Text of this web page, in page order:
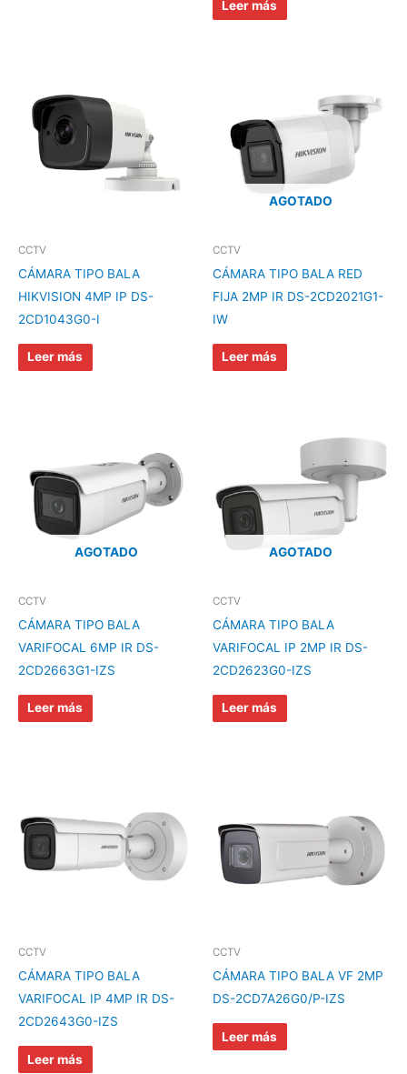
Leer más
CCTV
CÁMARA TIPO BALA
HIKVISION 4MP IP DS-
2CD1043G0-I
Leer más
AGOTADO
CCTV
CÁMARA TIPO BALA RED
FIJA 2MP IR DS-2CD2021G1-
IW
Leer más
AGOTADO
CCTV
CÁMARA TIPO BALA
VARIFOCAL 6MP IR DS-
2CD2663G1-IZS
Leer más
AGOTADO
CCTV
CÁMARA TIPO BALA
VARIFOCAL IP 2MP IR DS-
2CD2623G0-IZS
Leer más
CCTV
CÁMARA TIPO BALA
VARIFOCAL IP 4MP IR DS-
2CD2643G0-IZS
Leer más
CCTV
CÁMARA TIPO BALA VF 2MP
DS-2CD7A26G0/P-IZS
Leer más